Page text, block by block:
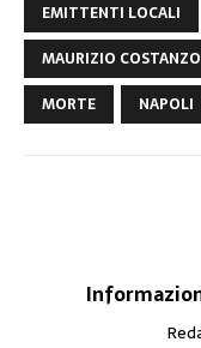
EMITTENTI LOCALI
MAURIZIO COSTANZO
MORTE
NAPOLI